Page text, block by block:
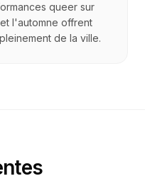
queer sur
l'automne offrent
de la ville.